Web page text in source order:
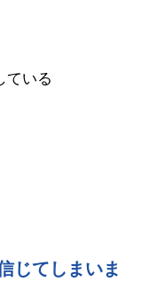
ている
じてしまいま